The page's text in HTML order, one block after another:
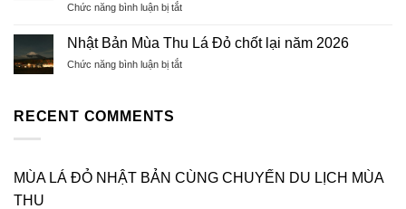
Tỷ
Đậu
Cao
Nguyên
2026
Closed
Upgrades
Best
in
Chức năng bình luận bị tắtở
hội
Mai
Lập
Nhật Bản Mùa Thu Lá Đỏ chốt lại năm 2026
Chức năng bình luận bị tắtở
chốt
lại
RECENT COMMENTS
MÙA LÁ ĐỎ NHẬT BẢN CÙNG CHUYẾN DU LỊCH MÙA
THU